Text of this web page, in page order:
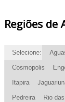
Regiões de
Selecione:
Cosmopolis
Itapira
Pedreira Rio